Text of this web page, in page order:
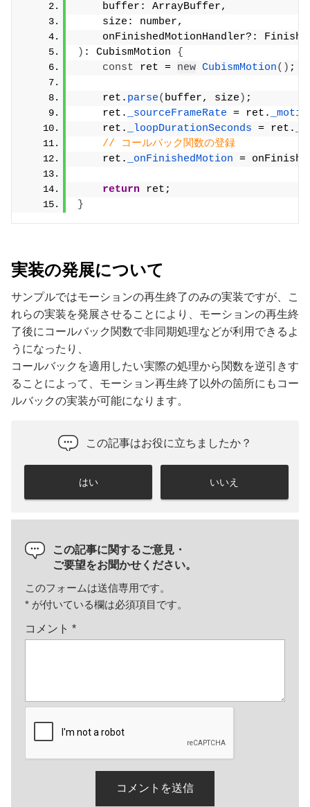
    buffer: ArrayBuffer,
    size: number,
onFinishedMotionHandler?:
) : CubismMotion {
const ret = new CubismMotion() ;
    ret.
parse( buffer, size ) ;
    ret.
_sourceFrameRate = ret.
    ret.
_loopDurationSeconds = ret.
// コールバック関数の登録
    ret.
_onFinishedMotion =
return ret;
}
実装の発展について
サンプルではモーションの再生終了のみの実装ですが、こ
れらの実装を発展させることにより、モーションの再生終
了後にコールバック関数で非同期処理などが利用できるよ
うになったり、
コールバックを適用したい実際の処理から関数を逆引きす
ることによって、モーション再生終了以外の箇所にもコー
ルバックの実装が可能になります。
この記事はお役に立ちましたか？
はい いいえ
この記事に関するご意見・
ご要望をお聞かせください。
このフォームは送信専用です。
* が付いている欄は必須項目です。
コメント *